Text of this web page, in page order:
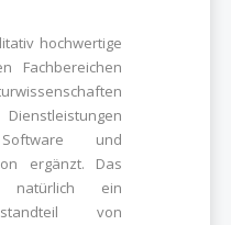
hochwertige
Fachbereichen
und
ergänzt. Das
natürlich ein
von